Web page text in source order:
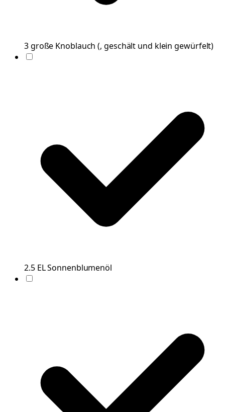
3große Knoblauch (, geschält und klein gewürfelt)
2.5 ELSonnenblumenöl